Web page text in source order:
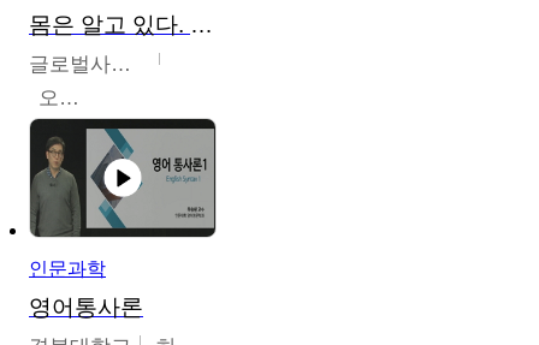
몸은 알고 있다. 트라우마의 흔적
글로벌사이버대학교
오주원
인문과학
영어통사론